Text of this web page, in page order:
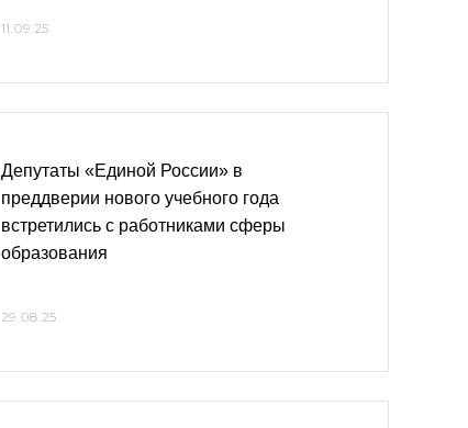
11.09.25
Депутаты «Единой России» в
преддверии нового учебного года
встретились с работниками сферы
образования
29.08.25